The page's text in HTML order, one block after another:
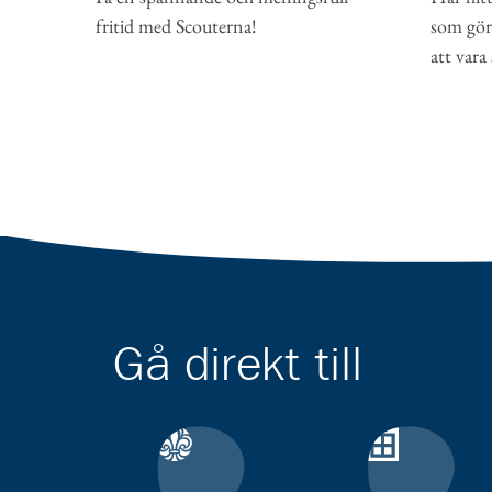
fritid med Scouterna!
som
att vara
Gå direkt till